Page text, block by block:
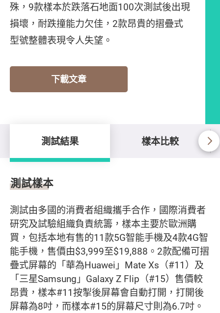
殊，9款樣本於跌落石地面100次測試後出現
損壞，耐跌撞能力欠佳，2款昂貴的摺疊式
型號整體表現令人失望。
下載文章
測試結果 樣本比較
測試結果
測試樣本
測試由多國的消費者組織攜手合作，國際消費者
研究及試驗組織負責統籌，樣本主要於歐洲購
買，包括本地有售的11款5G智能手機及4款4G智
能手機，售價由$3,999至$19,888。2款配備可摺
疊式屏幕的「華為Huawei」Mate Xs（#11）及
「三星Samsung」Galaxy Z Flip（#15）售價較
昂貴，樣本#11按掣後屏幕會自動打開，打開後
屏幕為8吋，而樣本#15的屏幕尺寸則為6.7吋。